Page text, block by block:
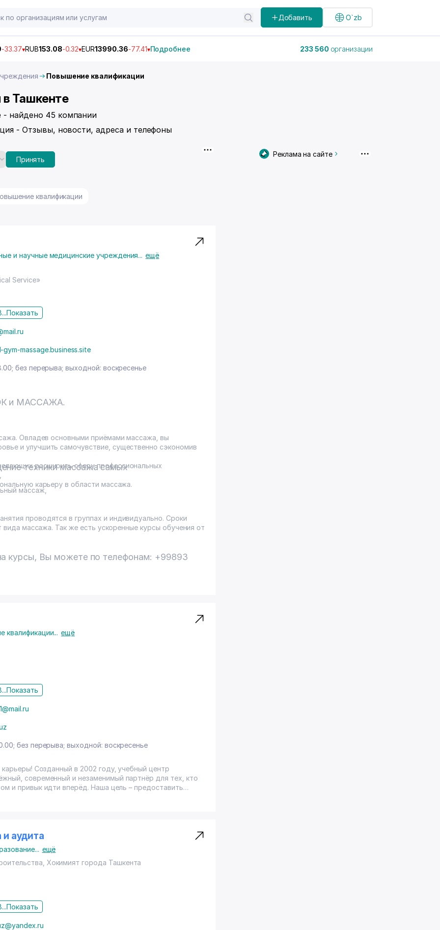
Добавить O`zb
-33.37 RUB153.08-0.32 EUR13990.36-77.41 Подробнее 233 560 организации
Повышение квалификации
Ташкенте
найдено 45 компании
- Отзывы, новости, адреса и телефоны
Принять
квалификации
и научные медицинские учреждения... ещё
Service»
Показать
gym-massage.business.site
без перерыва; выходной: воскресенье
и МАССАЖА.
Овладев основными приёмами массажа, вы
и улучшить самочувствие, существенно сэкономив
расширить сферу профессиональных
карьеру в области массажа.
техники массажа самых
массаж,
проводятся в группах и индивидуально. Сроки
вида массажа. Так же есть ускоренные курсы обучения от
курсы, Вы можете по телефонам: +99893
квалификации... ещё
Показать
без перерыва; выходной: воскресенье
учебный центр
современный и незаменимый партнёр для тех, кто
вперёд. Наша цель – предоставить
способствовать успеху наших клиентов. Наша
критерием нашей работы. В 2006 году УЦ
преподаватель года» и лауреатом конкурса
Широкий спектр услугнашего агентства
ОСТАНОВИТЬ
в трудоустройстве
на образовательную
аудита
... ещё
Хокимият города Ташкента
Показать
Реклама на сайте